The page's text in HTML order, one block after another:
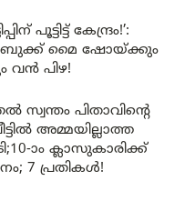
പൂട്ടിട്ട് കേന്ദ്രം!’:
ബുക്ക് മൈ ഷോയ്ക്കും
പിഴ!
സ്വന്തം പിതാവിന്റെ
അമ്മയില്ലാത്ത
ാം ക്ലാസുകാരിക്ക്
7 പ്രതികൾ!